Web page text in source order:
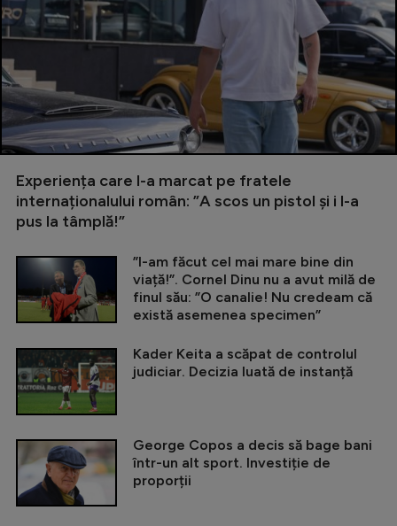
Experiența care l-a marcat pe fratele
internaționalului român: ”A scos un pistol și i l-a
pus la tâmplă!”
”I-am făcut cel mai mare bine din
viață!”. Cornel Dinu nu a avut milă de
finul său: ”O canalie! Nu credeam că
există asemenea specimen”
Kader Keita a scăpat de controlul
judiciar. Decizia luată de instanță
George Copos a decis să bage bani
într-un alt sport. Investiție de
proporții